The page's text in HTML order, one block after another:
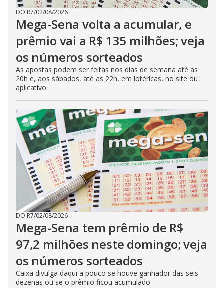
DO R7/02/08/2026
Mega-Sena volta a acumular, e
prêmio vai a R$ 135 milhões; veja
os números sorteados
As apostas podem ser feitas nos dias de semana até as
20h e, aos sábados, até as 22h, em lotéricas, no site ou
aplicativo
DO R7/02/08/2026
Mega-Sena tem prêmio de R$
97,2 milhões neste domingo; veja
os números sorteados
Caixa divulga daqui a pouco se houve ganhador das seis
dezenas ou se o prêmio ficou acumulado